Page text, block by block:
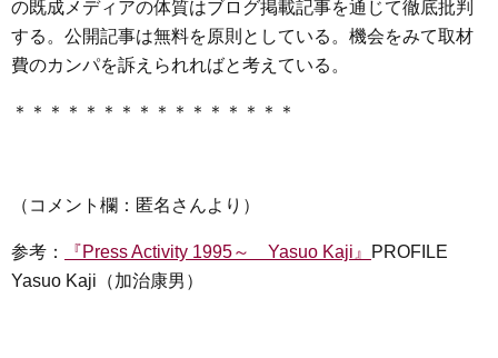
の既成メディアの体質はブログ掲載記事を通じて徹底批判
する。公開記事は無料を原則としている。機会をみて取材
費のカンパを訴えられればと考えている。
＊＊＊＊＊＊＊＊＊＊＊＊＊＊＊＊
（コメント欄：匿名さんより）
参考： 『Press Activity 1995～ Yasuo Kaji』
PROFILE
Yasuo Kaji（加治康男）